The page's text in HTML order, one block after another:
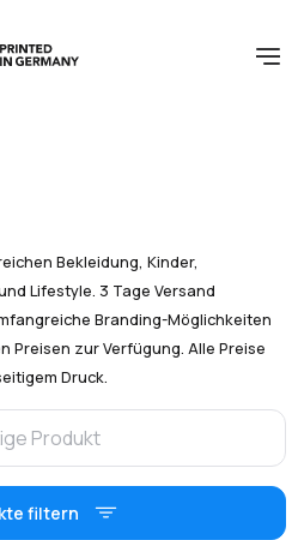
Bekleidung, Kinder,
Lifestyle. 3 Tage Versand
Branding-Möglichkeiten
Preisen zur Verfügung. Alle Preise
Druck.
filtern